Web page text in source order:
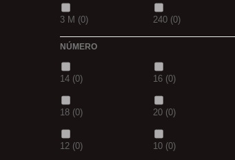
(0) (0)
D.GREN PURPLE
18(0) blanca
3 M (0) 240 (0)
(0) (0)
(0) (0)
8MM (0) 2 M (0)
NÚMERO
14 (0) 16 (0)
18 (0) 20 (0)
12 (0) 10 (0)